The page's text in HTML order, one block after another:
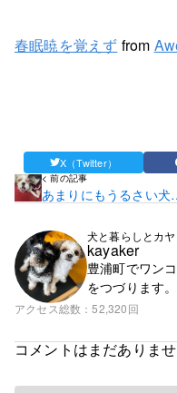
春眠暁を覚えず from
X（Twitter）
< 前の記事
あまりにもうるさい犬
犬と暮らしとカ
kayaker
豊浦町でワン
をつづります。
アクセス総数 52,320回
コメントはまだありま